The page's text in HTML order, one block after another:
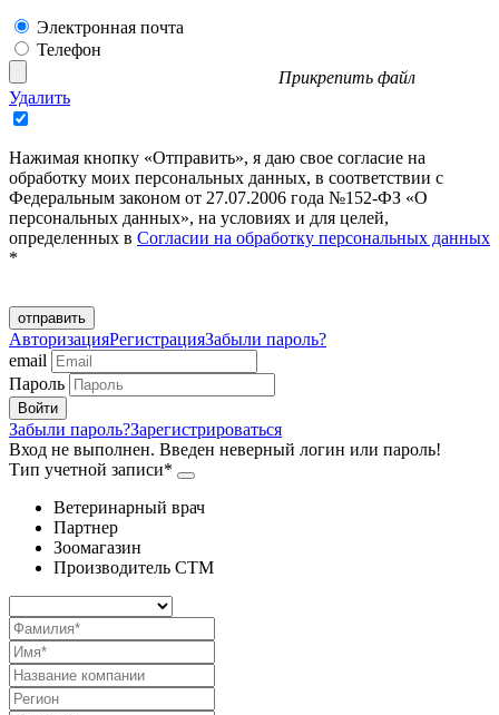
Электронная почта
Телефон
Прикрепить файл
Удалить
Нажимая кнопку «Отправить», я даю свое согласие на
обработку моих персональных данных, в соответствии с
Федеральным законом от 27.07.2006 года №152-ФЗ «О
персональных данных», на условиях и для целей,
определенных в Согласии на обработку персональных данных
*
отправить
АвторизацияРегистрацияЗабыли пароль?
email
Пароль
Забыли пароль?Зарегистрироваться
Вход не выполнен. Введен неверный логин или пароль!
Тип учетной записи*
Ветеринарный врач
Партнер
Зоомагазин
Производитель СТМ